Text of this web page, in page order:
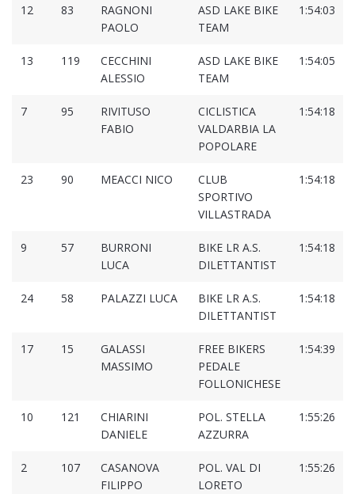
12 83
RAGNONI
PAOLO
ASD LAKE BIKE
TEAM
1:54:03
13 119
CECCHINI
ALESSIO
ASD LAKE BIKE
TEAM
1:54:05
7 95
RIVITUSO
FABIO
CICLISTICA
VALDARBIA LA
POPOLARE
1:54:18
23 90 MEACCI NICO
CLUB
SPORTIVO
VILLASTRADA
1:54:18
9 57
BURRONI
LUCA
BIKE LR A.S.
DILETTANTIST
1:54:18
24 58 PALAZZI LUCA
BIKE LR A.S.
DILETTANTIST
1:54:18
17 15
GALASSI
MASSIMO
FREE BIKERS
PEDALE
FOLLONICHESE
1:54:39
10 121
CHIARINI
DANIELE
POL. STELLA
AZZURRA
1:55:26
2 107
CASANOVA
FILIPPO
POL. VAL DI
LORETO
1:55:26